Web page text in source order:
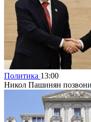
Политика 13:00
Никол Пашинян